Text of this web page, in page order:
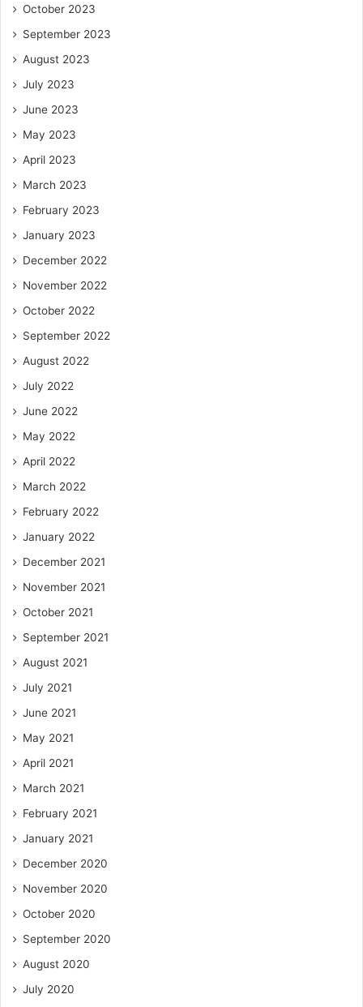
October 2023
September 2023
August 2023
July 2023
June 2023
May 2023
April 2023
March 2023
February 2023
January 2023
December 2022
November 2022
October 2022
September 2022
August 2022
July 2022
June 2022
May 2022
April 2022
March 2022
February 2022
January 2022
December 2021
November 2021
October 2021
September 2021
August 2021
July 2021
June 2021
May 2021
April 2021
March 2021
February 2021
January 2021
December 2020
November 2020
October 2020
September 2020
August 2020
July 2020